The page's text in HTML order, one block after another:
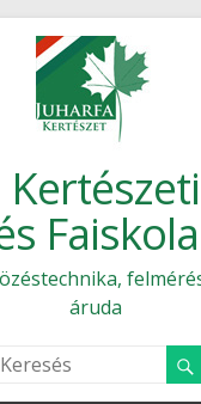
Faiskola
áruda